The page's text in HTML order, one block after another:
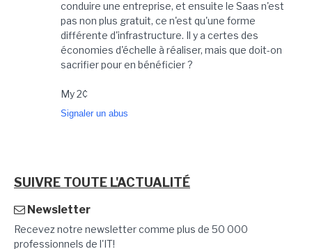
conduire une entreprise, et ensuite le Saas n'est
pas non plus gratuit, ce n'est qu'une forme
différente d'infrastructure. Il y a certes des
économies d'échelle à réaliser, mais que doit-on
sacrifier pour en bénéficier ?
My 2¢
Signaler un abus
SUIVRE TOUTE L'ACTUALITÉ
Newsletter
Recevez notre newsletter comme plus de 50 000
professionnels de l'IT!